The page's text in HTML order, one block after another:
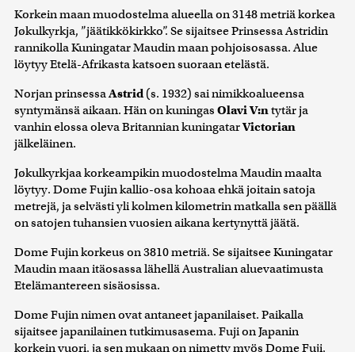
Korkein maan muodostelma alueella on 3148 metriä korkea
Jøkulkyrkja, ”jäätikkökirkko”. Se sijaitsee Prinsessa Astridin
rannikolla Kuningatar Maudin maan pohjoisosassa. Alue
löytyy Etelä-Afrikasta katsoen suoraan etelästä.
Norjan prinsessaAstrid (s. 1932) sai nimikkoalueensa
syntymänsä aikaan. Hän on kuningas Olavi V:ntytär ja
vanhin elossa oleva Britannian kuningatarVictorian
jälkeläinen.
Jøkulkyrkjaa korkeampikin muodostelma Maudin maalta
löytyy. Dome Fujin kallio-osa kohoaa ehkä joitain satoja
metrejä, ja selvästi yli kolmen kilometrin matkalla sen päällä
on satojen tuhansien vuosien aikana kertynyttä jäätä.
Dome Fujin korkeus on 3810 metriä. Se sijaitsee Kuningatar
Maudin maan itäosassa lähellä Australian aluevaatimusta
Etelämantereen sisäosissa.
Dome Fujin nimen ovat antaneet japanilaiset. Paikalla
sijaitsee japanilainen tutkimusasema. Fuji on Japanin
korkein vuori, ja sen mukaan on nimetty myös Dome Fuji,